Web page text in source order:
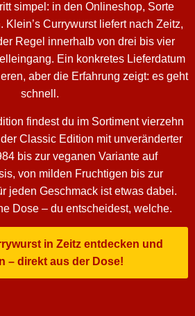
simpel: in den Onlineshop, Sorte
Currywurst liefert nach Zeitz,
Regel innerhalb von drei bis vier
Ein konkretes Lieferdatum
aber die Erfahrung zeigt: es geht
schnell.
findest du im Sortiment vierzehn
Classic Edition mit unveränderter
bis zur veganen Variante auf
von milden Fruchtigen bis zur
jeden Geschmack ist etwas dabei.
Dose – du entscheidest, welche.
in Zeitz entdecken und
– direkt aus der Dose!